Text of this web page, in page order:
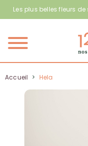
Les plus belles fleurs
Menu
Accueil > Hela